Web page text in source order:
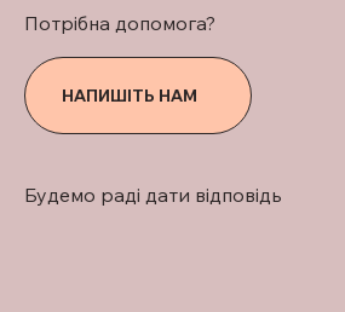
Будемо раді дати відповідь
НАПИШІТЬ НАМ
Потрібна допомога?